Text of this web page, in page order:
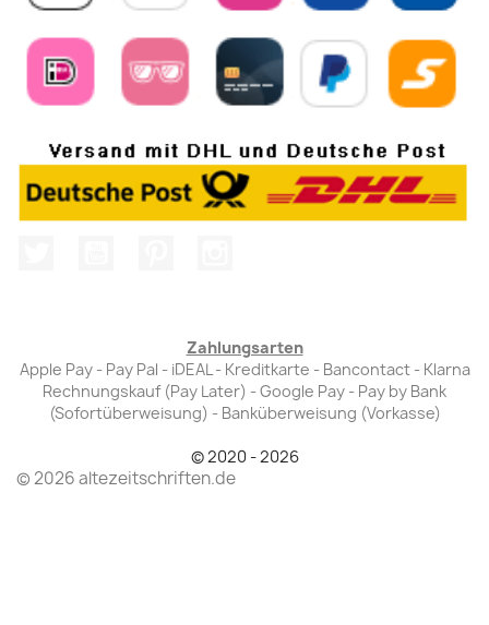
Zahlungsarten
Apple Pay - Pay Pal - iDEAL - Kreditkarte - Bancontact - Klarna
Rechnungskauf (Pay Later) - Google Pay - Pay by Bank
(Sofortüberweisung) - Banküberweisung (Vorkasse)
© 2020 - 2026
© 2026 altezeitschriften.de